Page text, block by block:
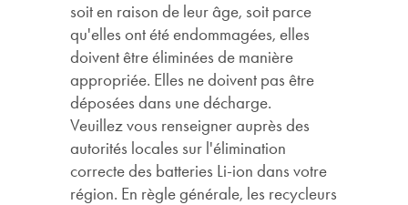
soit en raison de leur âge, soit parce
qu'elles ont été endommagées, elles
doivent être éliminées de manière
appropriée. Elles ne doivent pas être
déposées dans une décharge.
Veuillez vous renseigner auprès des
autorités locales sur l'élimination
correcte des batteries Li-ion dans votre
région. En règle générale, les recycleurs